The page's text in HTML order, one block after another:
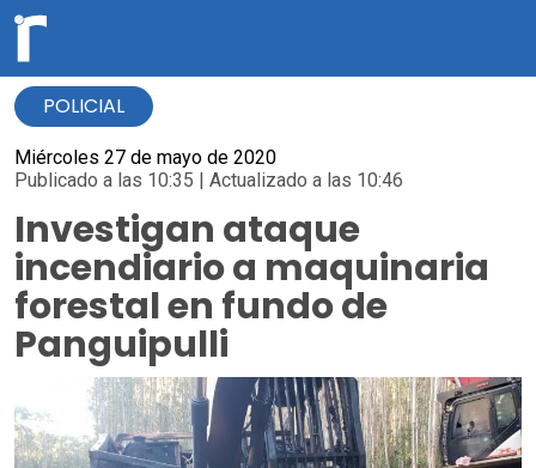
POLICIAL
Miércoles 27 de mayo de 2020
Publicado a las 10:35 | Actualizado a las 10:46
Investigan ataque
incendiario a maquinaria
forestal en fundo de
Panguipulli